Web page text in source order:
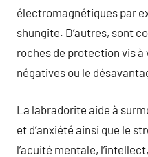
électromagnétiques par
shungite. D’autres, sont
roches de protection vis à
négatives ou le
La labradorite aide à
et d’anxiété ainsi que le
l’acuité mentale,